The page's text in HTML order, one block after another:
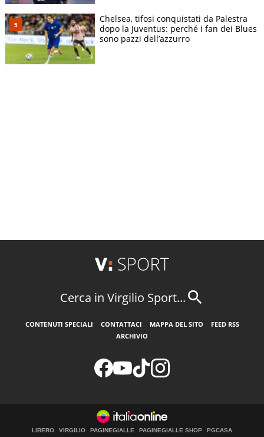
Chelsea, tifosi conquistati da Palestra
dopo la Juventus: perché i fan dei Blues
sono pazzi dell’azzurro
Cerca in Virgilio Sport...
CONTENUTI SPECIALI CONTATTACI MAPPA DEL SITO
FEED RSS
ARCHIVIO
LIBERO VIRGILIO PAGINEGIALLE PAGINEGIALLE SHOP PGCASA